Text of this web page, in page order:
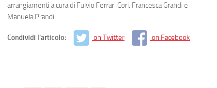
arrangiamenti a cura di Fulvio Ferrari Cori: Francesca Grandi e
Manuela Prandi
Condividi l'articolo: on Twitter on Facebook